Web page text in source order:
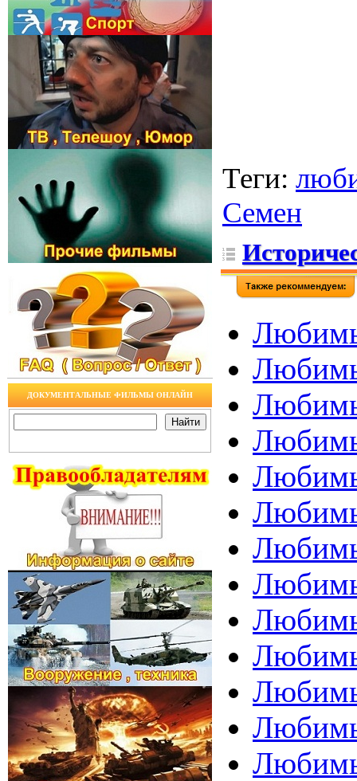
ДОКУМЕНТАЛЬНЫЕ ФИЛЬМЫ ОНЛАЙН
Теги:
Семен